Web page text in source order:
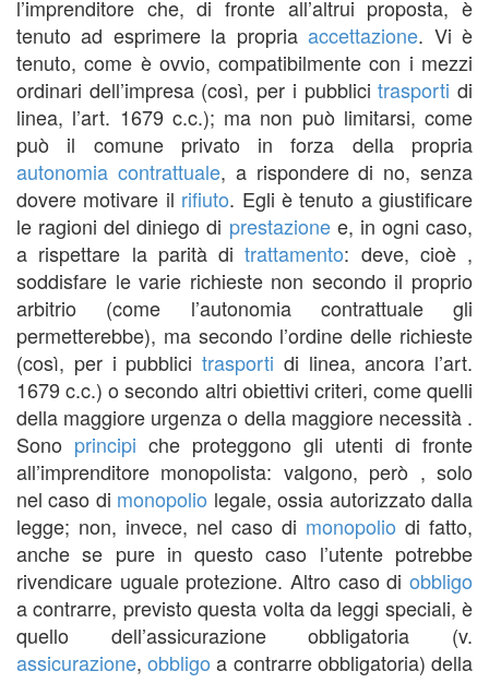
l’imprenditore che, di fronte all’altrui proposta, è
tenuto ad esprimere la propriaaccettazione. Vi è
tenuto, come è ovvio, compatibilmente con i mezzi
ordinari dell’impresa (così, per i pubblicitrasporti di
linea, l’art. 1679 c.c.); ma non può limitarsi, come
può il comune privato in forza della propria
autonomia contrattuale, a rispondere di no, senza
dovere motivare il rifiuto. Egli è tenuto a giustificare
le ragioni del diniego di prestazionee, in ogni caso,
a rispettare la parità ditrattamento: deve, cioè ,
soddisfare le varie richieste non secondo il proprio
arbitrio (come l’autonomia contrattuale gli
permetterebbe), ma secondo l’ordine delle richieste
(così, per i pubblici trasporti di linea, ancora l’art.
1679 c.c.) o secondo altri obiettivi criteri, come quelli
della maggiore urgenza o della maggiore necessità .
Sono principi che proteggono gli utenti di fronte
all’imprenditore monopolista: valgono, però , solo
nel caso di monopolio legale, ossia autorizzato dalla
legge; non, invece, nel caso di monopolio di fatto,
anche se pure in questo caso l’utente potrebbe
rivendicare uguale protezione. Altro caso di obbligo
a contrarre, previsto questa volta da leggi speciali, è
quello dell’assicurazione obbligatoria (v.
assicurazione,obbligo a contrarre obbligatoria) della